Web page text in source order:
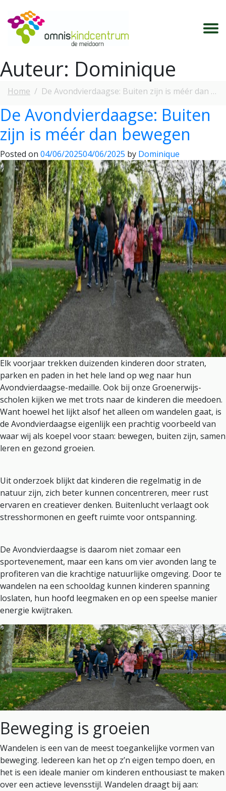
Auteur: Dominique
Home De Avondvierdaagse: Buiten zijn is méér dan bewegen
De Avondvierdaagse: Buiten
zijn is méér dan bewegen
Posted on 04/06/202504/06/2025 by Dominique
Elk voorjaar trekken duizenden kinderen door straten,
parken en paden in het hele land op weg naar hun
Avondvierdaagse-medaille. Ook bij onze Groenerwijs-
scholen kijken we met trots naar de kinderen die meedoen.
Want hoewel het lijkt alsof het alleen om wandelen gaat, is
de Avondvierdaagse eigenlijk een prachtig voorbeeld van
waar wij als koepel voor staan: bewegen, buiten zijn, samen
leren en gezond groeien.
Uit onderzoek blijkt dat kinderen die regelmatig in de
natuur zijn, zich beter kunnen concentreren, meer rust
ervaren en creatiever denken. Buitenlucht verlaagt ook
stresshormonen en geeft ruimte voor ontspanning.
De Avondvierdaagse is daarom niet zomaar een
sportevenement, maar een kans om vier avonden lang te
profiteren van die krachtige natuurlijke omgeving. Door te
wandelen na een schooldag kunnen kinderen spanning
loslaten, hun hoofd leegmaken en op een speelse manier
energie kwijtraken.
Beweging is groeien
Wandelen is een van de meest toegankelijke vormen van
beweging. Iedereen kan het op z’n eigen tempo doen, en
het is een ideale manier om kinderen enthousiast te maken
over een actieve levensstijl. Wandelen draagt bij aan: